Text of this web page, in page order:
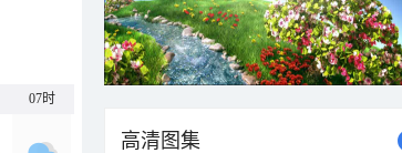
07时
高清图集